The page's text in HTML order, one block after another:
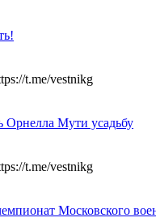
t.me/vestnikg
Орнелла Мути усадьбу
t.me/vestnikg
Московского